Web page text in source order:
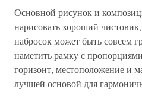
Основной рисунок и
нарисовать хороший
набросок может быть совсем
наметить рамку с
горизонт, местоположение и
лучшей основой для